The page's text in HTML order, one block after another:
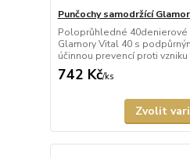
Punčochy samodržící
Poloprůhledné 40denierové
Glamory Vital 40 s
účinnou prevencí proti
742 Kč/ks
Zvolit